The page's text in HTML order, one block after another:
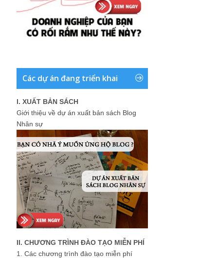
Các dự án đang triển khai
I. XUẤT BẢN SÁCH
Giới thiệu về dự án xuất bản sách Blog
Nhân sự
II. CHƯƠNG TRÌNH ĐÀO TẠO MIỄN PHÍ
1. Các chương trình đào tạo miễn phí